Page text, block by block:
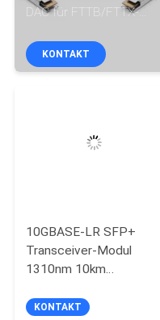
TRETEN
SIE
NACHRICHTEN
FORDERN
SIE
DAC für FTTB/FTTX-
Datencenter-Verbindung
KONTAKT
10GBASE-LR SFP+
Transceiver-Modul
1310nm 10km
kompatibel SMF Duplex
KONTAKT